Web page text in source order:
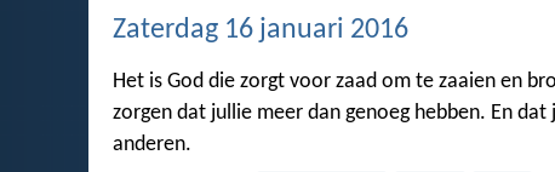
Zaterdag 16 januari 2016
Het is God die zorgt voor zaad om te zaaien en
zorgen dat jullie meer dan genoeg hebben. En
anderen.